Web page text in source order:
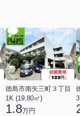
徳島市南矢三町３丁目
1K (19.80㎡)
1.8万円